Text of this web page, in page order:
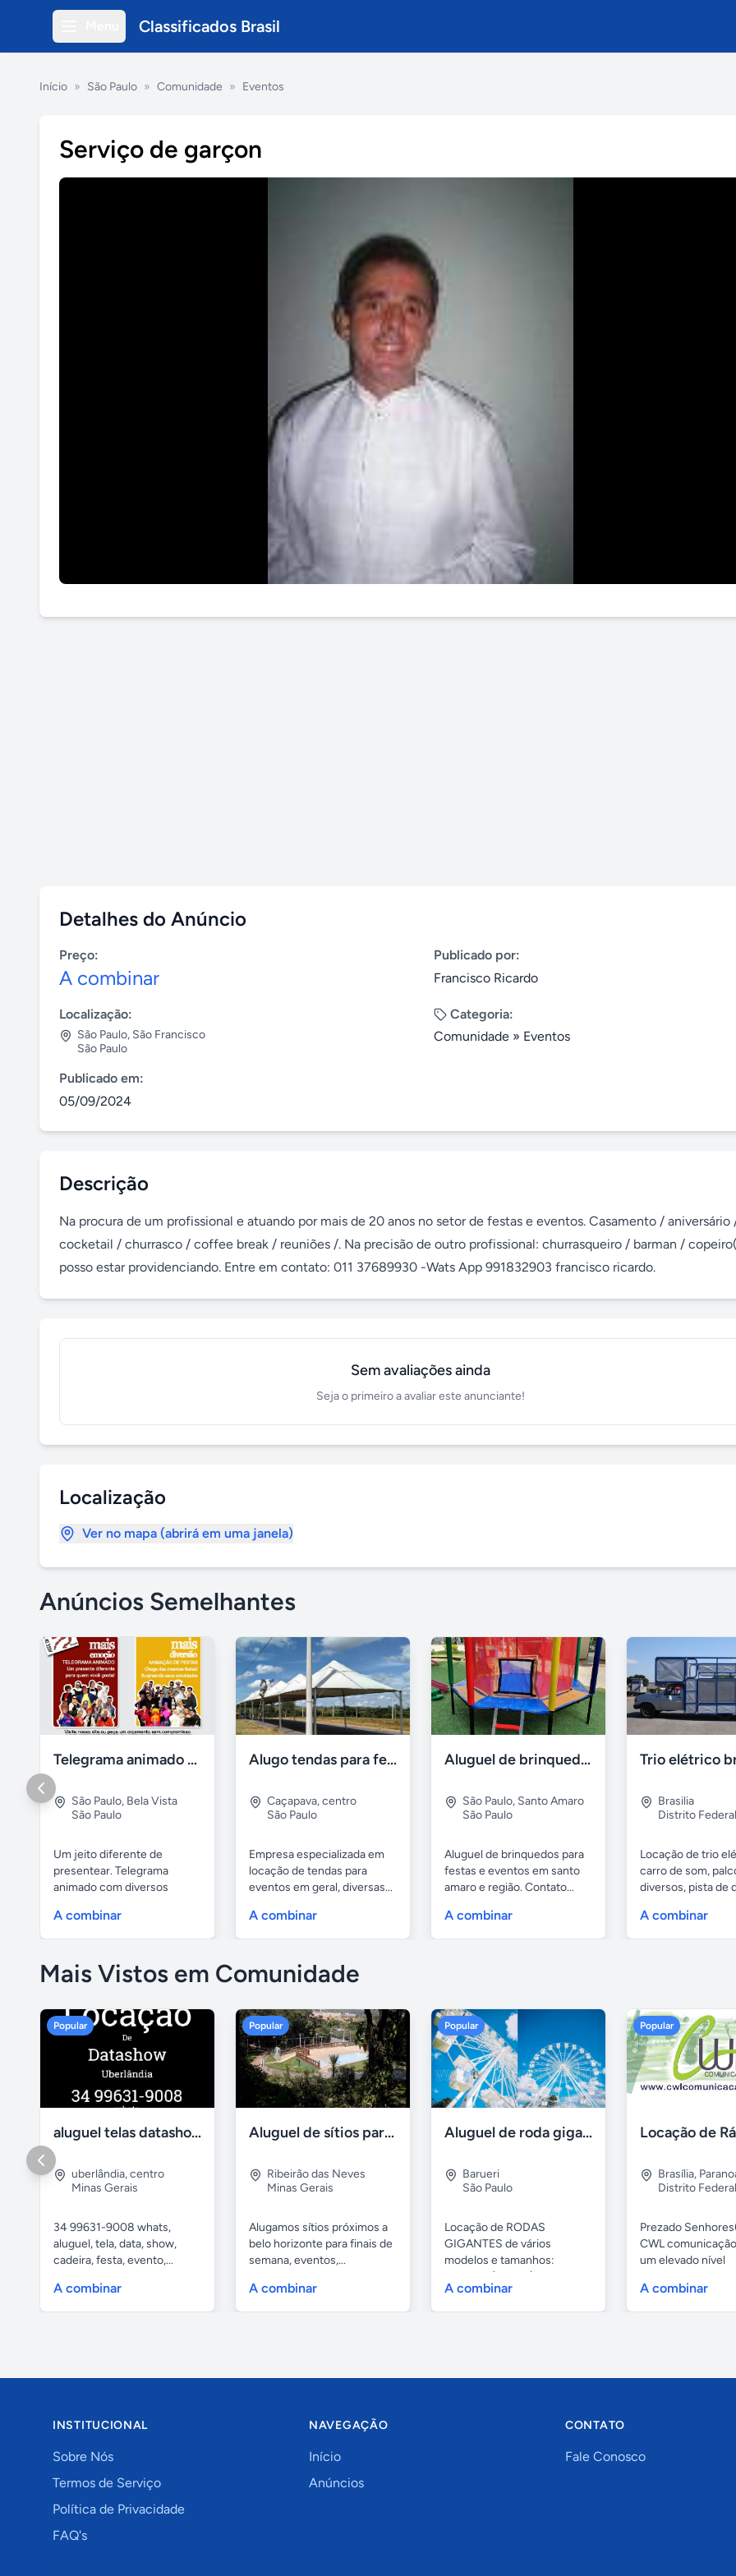
Classificados Brasil
Início » São Paulo » Comunidade » Eventos
Serviço de garçon
Detalhes do Anúncio
Preço:
A combinar
Publicado por:
Francisco Ricardo
Localização:
São Paulo, São Francisco
São Paulo
Categoria:
Comunidade » Eventos
Publicado em:
05/09/2024
Descrição
Na procura de um profissional e atuando por mais de 20 anos no setor de festas e eventos. Casamento / aniversário
cocketail / churrasco / coffee break / reuniões /. Na precisão de outro profissional: churrasqueiro / barman /
posso estar providenciando. Entre em contato: 011 37689930 -Wats App 991832903 francisco ricardo.
Sem avaliações ainda
Seja o primeiro a avaliar este anunciante!
Localização
Ver no mapa (abrirá em uma janela)
Anúncios Semelhantes
Telegrama animado - festas - presentes e eventos
São Paulo, Bela Vista
São Paulo
Um jeito diferente de
presentear. Telegrama
animado com diversos
A combinar
Alugo tendas para festa em caçapava e região
Caçapava,centro
São Paulo
Empresa especializada em
locação de tendas para
eventos em geral, diversas...
A combinar
Aluguel de brinquedos
São Paulo, Santo Amaro
São Paulo
Aluguel de brinquedos para
festas e eventos em santo
amaro e região. Contato...
A combinar
Trio elétrico
Brasilia
Distrito Federal
Locação de trio
carro de som,
diversos, pista de
A combinar
Mais Vistos em Comunidade
Popular
aluguel telas datashow cadeiras uberlândia
uberlândia,centro
Minas Gerais
34 99631-9008 whats,
aluguel, tela, data, show,
cadeira, festa, evento,...
A combinar
Popular
Aluguel de sítios para festas e eventos em BH
Ribeirão das Neves
Minas Gerais
Alugamos sítios próximos a
belo horizonte para finais de
semana, eventos,...
A combinar
Popular
Aluguel de roda gigante
Barueri
São Paulo
Locação de RODAS
GIGANTES de vários
modelos e tamanhos:
4,80mts (infantil), 6,...
A combinar
Popular
Brasília,
Distrito Federal
Prezado
CWL
um elevado nível
A combinar
INSTITUCIONAL
Sobre Nós
Termos de Serviço
Política de Privacidade
FAQ's
NAVEGAÇÃO
Início
Anúncios
CONTATO
Fale Conosco